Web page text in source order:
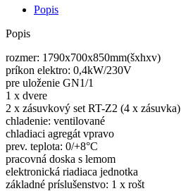
Popis
Popis
rozmer: 1790x700x850mm(šxhxv)
príkon elektro: 0,4kW/230V
pre uloženie GN1/1
1 x dvere
2 x zásuvkový set RT-Z2 (4 x zásuvka)
chladenie: ventilované
chladiaci agregát vpravo
prev. teplota: 0/+8°C
pracovná doska s lemom
elektronická riadiaca jednotka
základné príslušenstvo: 1 x rošt